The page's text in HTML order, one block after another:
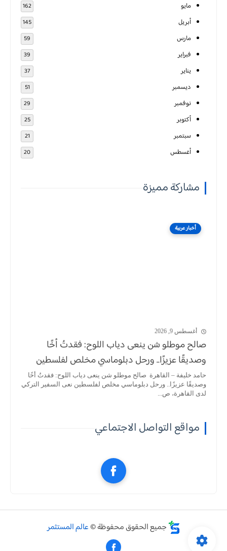
مايو 162
أبريل 145
مارس 59
فبراير 39
يناير 37
ديسمبر 51
نوفمبر 29
أكتوبر 25
سبتمبر 21
أغسطس 20
مشاركة مميزة
أخبار عربية
أغسطس 9, 2026
صالح موطلو شن ينعى دياب اللوح: فقدتُ أخًا
وصديقًا عزيزًا.. ورحل دبلوماسي مخلص لفلسطين
حامد خليفة – القاهرة صالح موطلو شن ينعى دياب اللوح: فقدتُ أخًا
وصديقًا عزيزًا.. ورحل دبلوماسي مخلص لفلسطين نعى السفير التركي
لدى القاهرة، ص...
مواقع التواصل الاجتماعي
جميع الحقوق محفوظة ©عالم المستثمر